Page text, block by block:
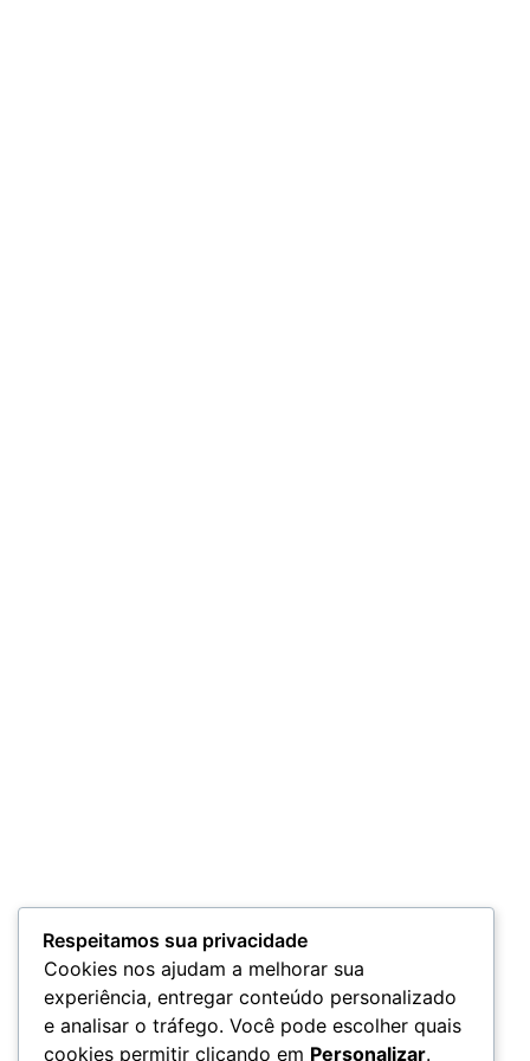
Respeitamos sua privacidade
Cookies nos ajudam a melhorar sua
experiência, entregar conteúdo personalizado
e analisar o tráfego. Você pode escolher quais
cookies permitir clicando em Personalizar.